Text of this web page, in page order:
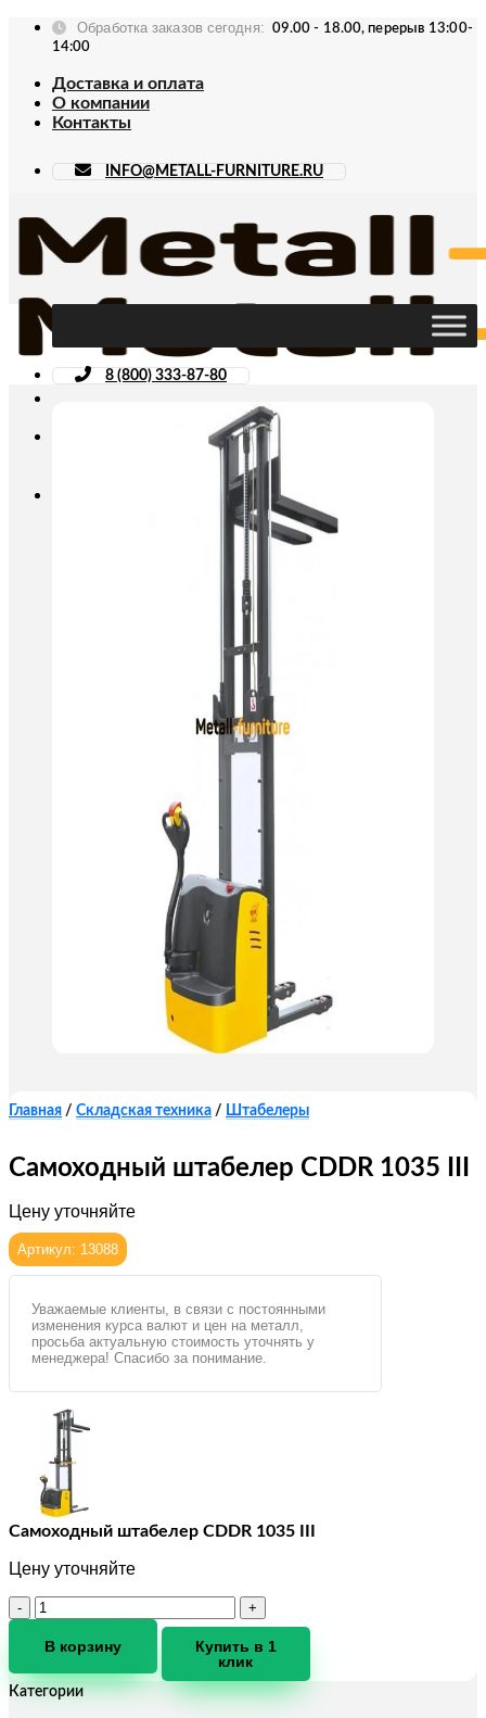
Skip
Обработка заказов сегодня:
09.00 - 18.00, перерыв 13:00-
14:00
Доставка и оплата
О компании
Контакты
INFO@METALL-FURNITURE.RU
8 (800) 333-87-80
Главная / Складская техника / Штабелеры
Самоходный штабелер CDDR 1035 III
Цену уточняйте
Артикул: 13088
Уважаемые клиенты, в связи с постоянными
изменения курса валют и цен на металл,
просьба актуальную стоимость уточнять у
менеджера! Спасибо за понимание.
Самоходный штабелер CDDR 1035 III
Цену уточняйте
Количество
товара
Самоходный
CDDR
1035
В корзину
Купить в 1
клик
Категории